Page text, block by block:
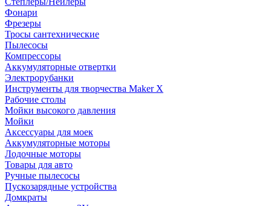
Фонари
Фрезеры
Тросы сантехнические
Пылесосы
Компрессоры
Аккумуляторные отвертки
Электрорубанки
Инструменты для творчества Maker X
Рабочие столы
Мойки высокого давления
Мойки
Аксессуары для моек
Аккумуляторные моторы
Лодочные моторы
Товары для авто
Ручные пылесосы
Пускозарядные устройства
Домкраты